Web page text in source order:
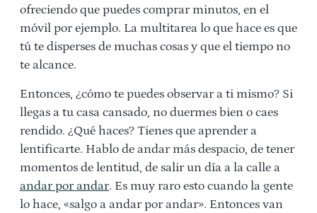
ofreciendo que puedes comprar minutos, en el
móvil por ejemplo. La multitarea lo que hace es que
tú te disperses de muchas cosas y que el tiempo no
te alcance.
Entonces, ¿cómo te puedes observar a ti mismo? Si
llegas a tu casa cansado, no duermes bien o caes
rendido. ¿Qué haces? Tienes que aprender a
lentificarte. Hablo de andar más despacio, de tener
momentos de lentitud, de salir un día a la calle a
andar por andar. Es muy raro esto cuando la gente
lo hace, «salgo a andar por andar». Entonces van